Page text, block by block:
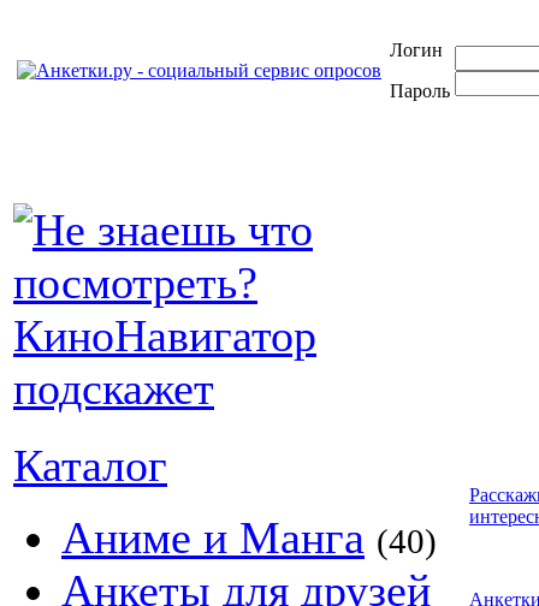
Логин
Пароль
Каталог
Аниме и Манга (40)
Анкеты для друзей